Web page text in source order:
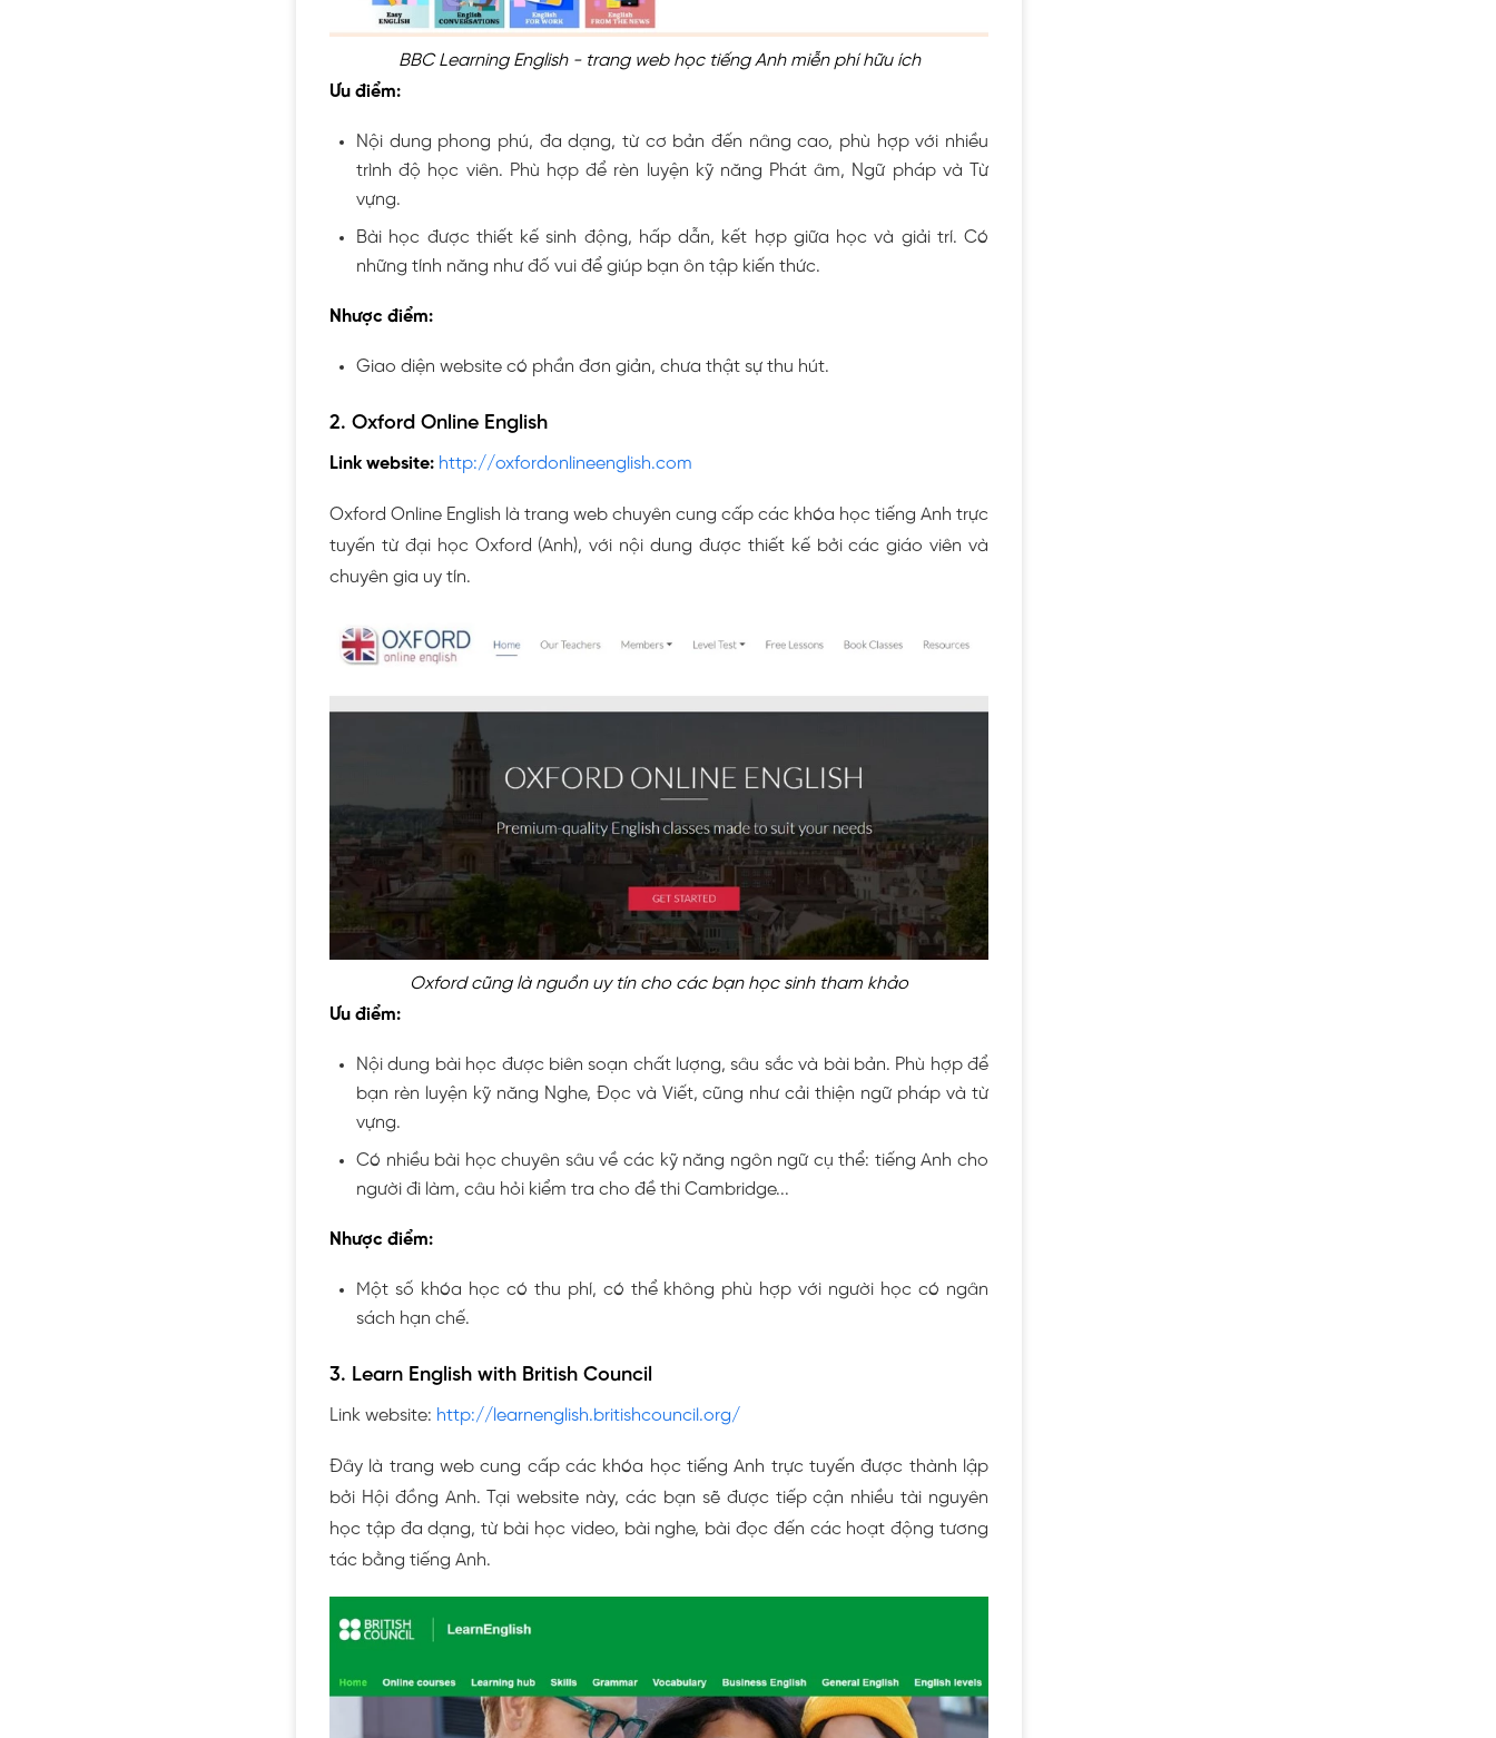
BBC Learning English - trang web học tiếng Anh miễn phí hữu ích
Ưu điểm:
Nội dung phong phú, đa dạng, từ cơ bản đến nâng cao, phù hợp với nhiều
trình độ học viên. Phù hợp để rèn luyện kỹ năng Phát âm, Ngữ pháp và Từ
vựng.
Bài học được thiết kế sinh động, hấp dẫn, kết hợp giữa học và giải trí. Có
những tính năng như đố vui để giúp bạn ôn tập kiến thức.
Nhược điểm:
Giao diện website có phần đơn giản, chưa thật sự thu hút.
2. Oxford Online English
Link website: http://oxfordonlineenglish.com
Oxford Online English là trang web chuyên cung cấp các khóa học tiếng Anh trực
tuyến từ đại học Oxford (Anh), với nội dung được thiết kế bởi các giáo viên và
chuyên gia uy tín.
Oxford cũng là nguồn uy tín cho các bạn học sinh tham khảo
Ưu điểm:
Nội dung bài học được biên soạn chất lượng, sâu sắc và bài bản. Phù hợp để
bạn rèn luyện kỹ năng Nghe, Đọc và Viết, cũng như cải thiện ngữ pháp và từ
vựng.
Có nhiều bài học chuyên sâu về các kỹ năng ngôn ngữ cụ thể: tiếng Anh cho
người đi làm, câu hỏi kiểm tra cho đề thi Cambridge...
Nhược điểm:
Một số khóa học có thu phí, có thể không phù hợp với người học có ngân
sách hạn chế.
3. Learn English with British Council
Link website: http://learnenglish.britishcouncil.org/
Đây là trang web cung cấp các khóa học tiếng Anh trực tuyến được thành lập
bởi Hội đồng Anh. Tại website này, các bạn sẽ được tiếp cận nhiều tài nguyên
học tập đa dạng, từ bài học video, bài nghe, bài đọc đến các hoạt động tương
tác bằng tiếng Anh.